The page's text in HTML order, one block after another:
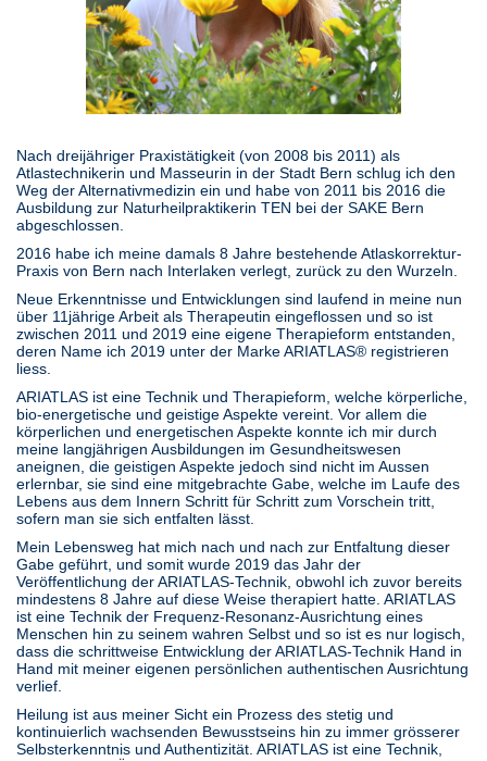
Nach dreijähriger Praxistätigkeit (von 2008 bis 2011) als
Atlastechnikerin und Masseurin in der Stadt Bern schlug ich den
Weg der Alternativmedizin ein und habe von 2011 bis 2016 die
Ausbildung zur Naturheilpraktikerin TEN bei der SAKE Bern
abgeschlossen.
2016 habe ich meine damals 8 Jahre bestehende Atlaskorrektur-
Praxis von Bern nach Interlaken verlegt, zurück zu den Wurzeln.
Neue Erkenntnisse und Entwicklungen sind laufend in meine nun
über 11jährige Arbeit als Therapeutin eingeflossen und so ist
zwischen 2011 und 2019 eine eigene Therapieform entstanden,
deren Name ich 2019 unter der Marke ARIATLAS® registrieren
liess.
ARIATLAS ist eine Technik und Therapieform, welche körperliche,
bio-energetische und geistige Aspekte vereint. Vor allem die
körperlichen und energetischen Aspekte konnte ich mir durch
meine langjährigen Ausbildungen im Gesundheitswesen
aneignen, die geistigen Aspekte jedoch sind nicht im Aussen
erlernbar, sie sind eine mitgebrachte Gabe, welche im Laufe des
Lebens aus dem Innern Schritt für Schritt zum Vorschein tritt,
sofern man sie sich entfalten lässt.
Mein Lebensweg hat mich nach und nach zur Entfaltung dieser
Gabe geführt, und somit wurde 2019 das Jahr der
Veröffentlichung der ARIATLAS-Technik, obwohl ich zuvor bereits
mindestens 8 Jahre auf diese Weise therapiert hatte. ARIATLAS
ist eine Technik der Frequenz-Resonanz-Ausrichtung eines
Menschen hin zu seinem wahren Selbst und so ist es nur logisch,
dass die schrittweise Entwicklung der ARIATLAS-Technik Hand in
Hand mit meiner eigenen persönlichen authentischen Ausrichtung
verlief.
Heilung ist aus meiner Sicht ein Prozess des stetig und
kontinuierlich wachsenden Bewusstseins hin zu immer grösserer
Selbsterkenntnis und Authentizität. ARIATLAS ist eine Technik,